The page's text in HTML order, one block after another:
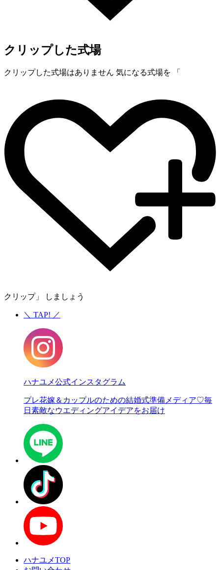
クリップした式場
クリップした式場はありません 気になる式場を 「
クリップ」 しましょう
＼ TAP! ／
ハナユメ公式インスタグラム
プレ花嫁＆カップルのための結婚式準備メディア♡毎
日素敵なウエディングアイデアをお届け
ハナユメTOP